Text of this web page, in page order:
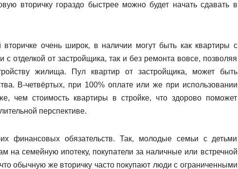
вторичку гораздо быстрее можно будет начать сдавать в
очень широк, в наличии могут быть как квартиры с
отделкой от застройщика, так и без ремонта вовсе, позволяя
жилища. Пул квартир от застройщика, может быть
В-четвёртых, при 100% оплате или же при использовании
чем стоимость квартиры в стройке, что здорово поможет
перспективе.
финансовых обязательств. Так, молодые семьи с детьми
на семейную ипотеку, покупатели за наличные или встречной
обычную же вторичку часто покупают люди с ограниченными